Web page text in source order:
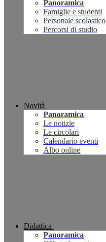
Panoramica
Famiglie e studenti
Personale scolastico
Percorsi di studio
Novità
Panoramica
Le notizie
Le circolari
Calendario eventi
Albo online
Didattica
Panoramica